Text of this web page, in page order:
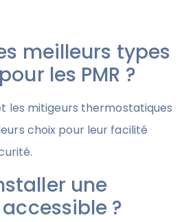
meilleurs types
les PMR ?
les mitigeurs thermostatiques
choix pour leur facilité
une
?